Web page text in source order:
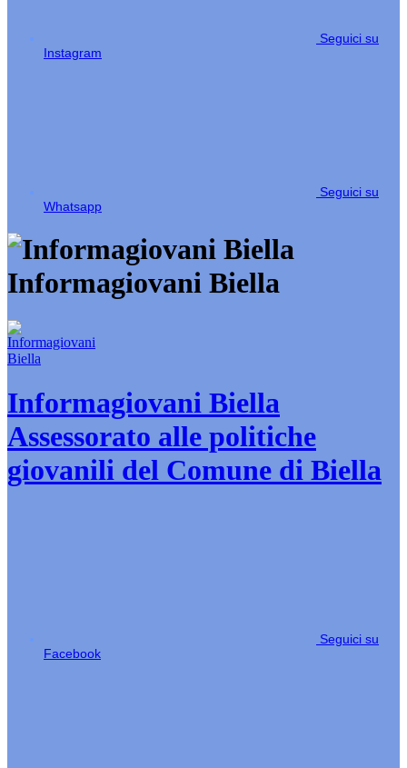
Seguici su
Instagram
Seguici su
Whatsapp
Informagiovani Biella
Informagiovani Biella
Assessorato alle politiche
giovanili del Comune di Biella
Seguici su
Facebook